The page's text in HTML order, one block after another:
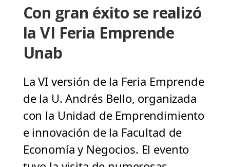
Con gran éxito se realizó
la VI Feria Emprende
Unab
La VI versión de la Feria Emprende
de la U. Andrés Bello, organizada
con la Unidad de Emprendimiento
e innovación de la Facultad de
Economía y Negocios. El evento